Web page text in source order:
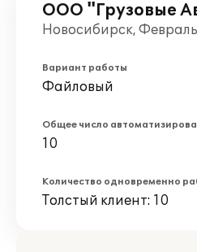
ООО "Грузовые
Новосибирск, Февраль
Вариант работы
Файловый
Общее число
10
Количество одновременно
Толстый клиент: 10